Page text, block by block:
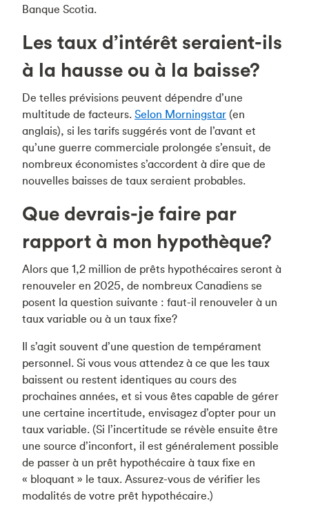
Banque Scotia.
Les taux d’intérêt seraient-ils
à la hausse ou à la baisse?
De telles prévisions peuvent dépendre d’une
multitude de facteurs. Selon Morningstar (en
anglais), si les tarifs suggérés vont de l’avant et
qu’une guerre commerciale prolongée s’ensuit, de
nombreux économistes s’accordent à dire que de
nouvelles baisses de taux seraient probables.
Que devrais-je faire par
rapport à mon hypothèque?
Alors que 1,2 million de prêts hypothécaires seront à
renouveler en 2025, de nombreux Canadiens se
posent la question suivante : faut-il renouveler à un
taux variable ou à un taux fixe?
Il s’agit souvent d’une question de tempérament
personnel. Si vous vous attendez à ce que les taux
baissent ou restent identiques au cours des
prochaines années, et si vous êtes capable de gérer
une certaine incertitude, envisagez d’opter pour un
taux variable. (Si l’incertitude se révèle ensuite être
une source d’inconfort, il est généralement possible
de passer à un prêt hypothécaire à taux fixe en
« bloquant » le taux. Assurez-vous de vérifier les
modalités de votre prêt hypothécaire.)